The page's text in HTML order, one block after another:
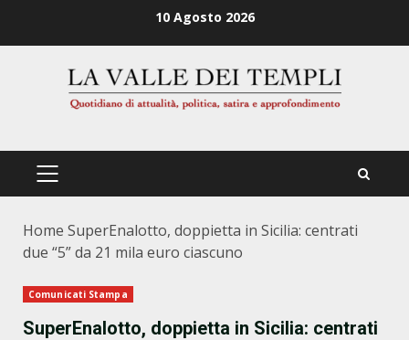
10 Agosto 2026
PRIMÄRES
Home SuperEnalotto, doppietta in Sicilia: centrati
due “5” da 21 mila euro ciascuno
Comunicati Stampa
SuperEnalotto, doppietta in Sicilia: centrati